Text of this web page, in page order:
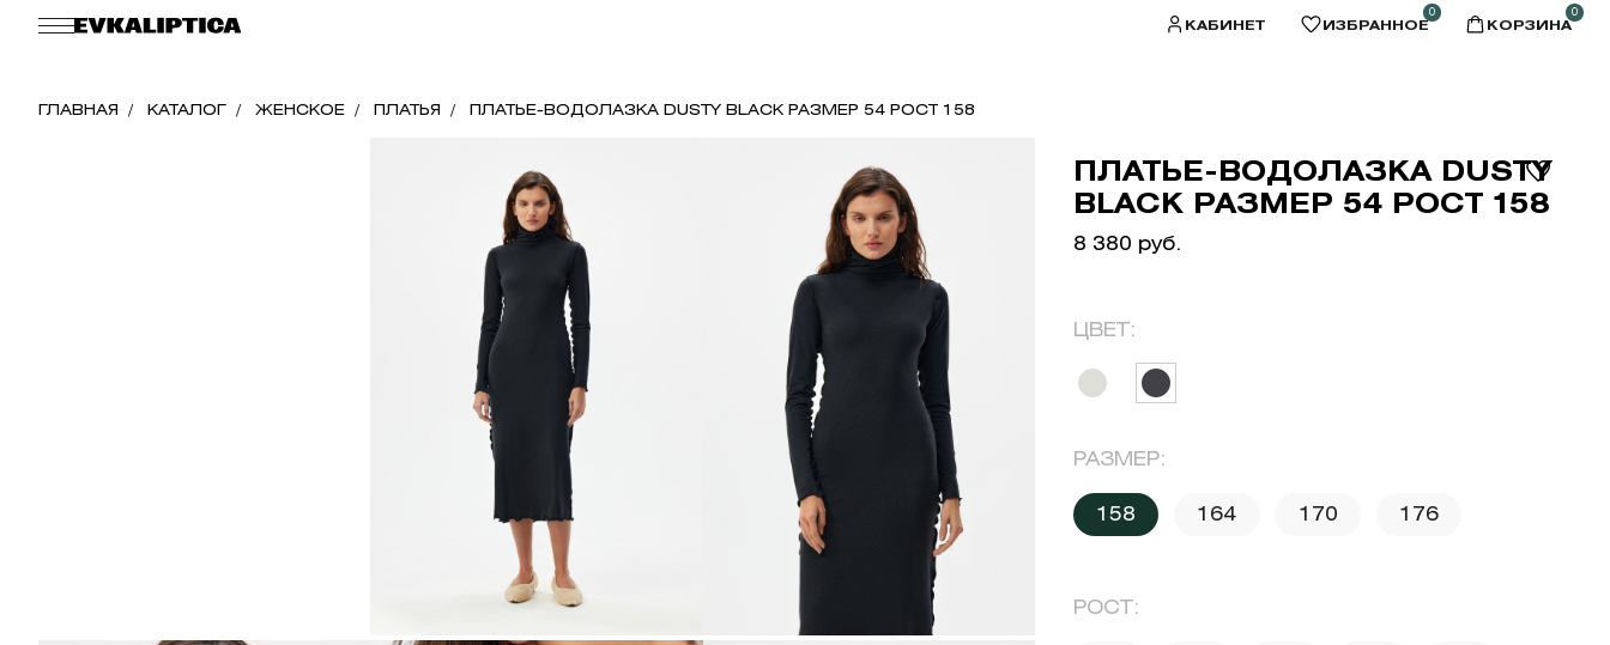
КАБИНЕТ ИЗБРАННОЕ
0
КОРЗИНА
0
ГЛАВНАЯ КАТАЛОГ ЖЕНСКОЕ ПЛАТЬЯ ПЛАТЬЕ-ВОДОЛАЗКА DUSTY BLACK РАЗМЕР 54 РОСТ 158
ПЛАТЬЕ-ВОДОЛАЗКА DUSTY
BLACK РАЗМЕР 54 РОСТ 158
8 380 руб.
ЦВЕТ:
РАЗМЕР:
158 164 170 176
РОСТ: